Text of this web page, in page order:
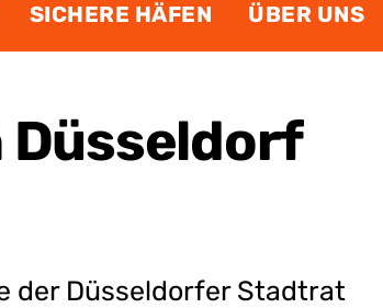
SICHERE HÄFEN ÜBER UNS
Düsseldorf
der Düsseldorfer Stadtrat